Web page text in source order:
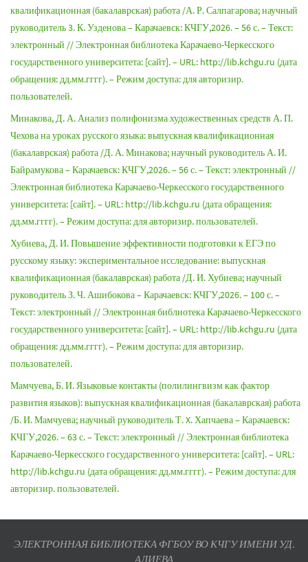
квалификационная (бакалаврская) работа /А. Р. Салпагарова; научный
руководитель 3. К. Узденова – Карачаевск: КЧГУ,2026. – 56 с. – Текст:
электронный // Электронная библиотека Карачаево-Черкесского
государственного университета: [сайт]. – URL: http://lib.kchgu.ru (дата
обращения: дд.мм.гггг). – Режим доступа: для авторизир.
пользователей.
Минакова, Д. А. Анализ полифонизма художественных средств А. П.
Чехова на уроках русского языка: выпускная квалификационная
(бакалаврская) работа /Д. А. Минакова; научный руководитель А. И.
Байрамукова – Карачаевск: КЧГУ,2026. – 56 с. – Текст: электронный //
Электронная библиотека Карачаево-Черкесского государственного
университета: [сайт]. – URL: http://lib.kchgu.ru (дата обращения:
дд.мм.гггг). – Режим доступа: для авторизир. пользователей.
Хубиева, Д. И. Повышение эффективности подготовки к ЕГЭ по
русскому языку: экспериментальное исследование: выпускная
квалификационная (бакалаврская) работа /Д. И. Хубиева; научный
руководитель З. Ч. Ашибокова – Карачаевск: КЧГУ,2026. – 100 с. –
Текст: электронный // Электронная библиотека Карачаево-Черкесского
государственного университета: [сайт]. – URL: http://lib.kchgu.ru (дата
обращения: дд.мм.гггг). – Режим доступа: для авторизир.
пользователей.
Мамчуева, Б. И. Языковые контакты (полилингвизм как фактор
развития языков): выпускная квалификационная (бакалаврская) работа
/Б. И. Мамчуева; научный руководитель Т. X. Хапчаева – Карачаевск:
КЧГУ,2026. – 63 с. – Текст: электронный // Электронная библиотека
Карачаево-Черкесского государственного университета: [сайт]. – URL:
http://lib.kchgu.ru (дата обращения: дд.мм.гггг). – Режим доступа: для
авторизир. пользователей.
ЭЛЕКТРОННАЯ БИБЛИОТЕКА ФГБОУ ВО КЧГУ ИМЕНИ УД.
АЛИЕВА